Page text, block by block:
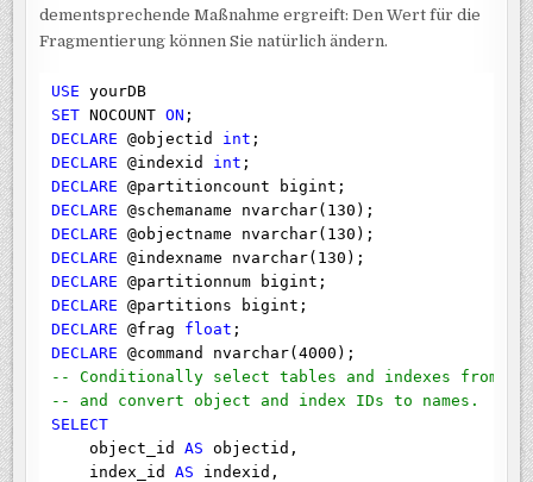
dementsprechende Maßnahme ergreift: Den Wert für die
Fragmentierung können Sie natürlich ändern.
USE
SET NOCOUNT ON
DECLARE @objectid int
DECLARE @indexid int
DECLARE
DECLARE
DECLARE
DECLARE
DECLARE
DECLARE
DECLARE @frag float
DECLARE
-- Conditionally select tables and indexes from
-- and convert object and index IDs to names.
SELECT
    object_id
AS objectid,
    index_id
AS indexid,